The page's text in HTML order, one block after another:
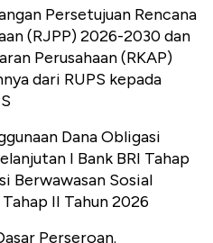
Persetujuan Rencana
(RJPP) 2026-2030 dan
Perusahaan (RKAP)
dari RUPS kepada
Dana Obligasi
I Bank BRI Tahap
Berwawasan Sosial
II Tahun 2026
Perseroan.